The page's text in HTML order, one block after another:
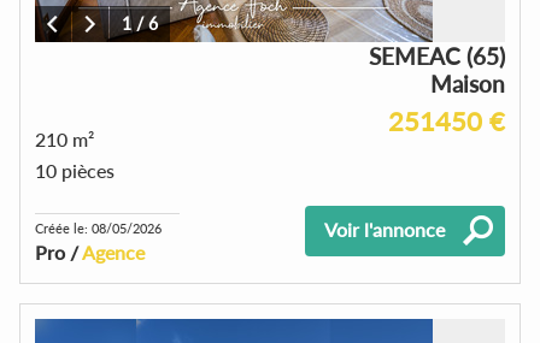
1/6
SEMEAC (65)
Maison
251450 €
210 m²
10 pièces
Créée le: 08/05/2026
Pro /Agence
Voir l'annonce